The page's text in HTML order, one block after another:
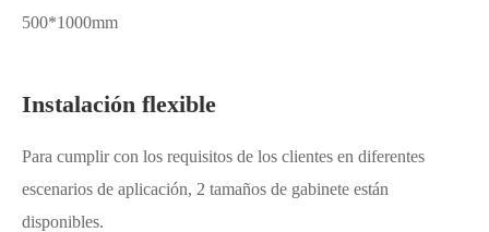
500*1000mm
Instalación flexible
Para cumplir con los requisitos de los clientes en diferentes
escenarios de aplicación, 2 tamaños de gabinete están
disponibles.